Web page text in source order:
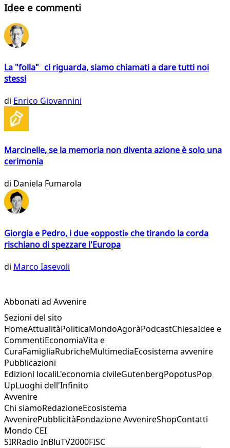
Idee e commenti
La "folla" ci riguarda, siamo chiamati a dare tutti noi
stessi
di Enrico Giovannini
Marcinelle, se la memoria non diventa azione è solo una
cerimonia
di Daniela Fumarola
Giorgia e Pedro, i due «opposti» che tirando la corda
rischiano di spezzare l'Europa
di Marco Iasevoli
Abbonati ad Avvenire
Sezioni del sito
HomeAttualitàPoliticaMondoAgoràPodcastChiesaIdee e
CommentiEconomiaVita e
CuraFamigliaRubricheMultimediaEcosistema avvenire
Pubblicazioni
Edizioni localiL'economia civileGutenbergPopotusPop
UpLuoghi dell'Infinito
Avvenire
Chi siamoRedazioneEcosistema
AvvenirePubblicitàFondazione AvvenireShopContatti
Mondo CEI
SIRRadio InBluTV2000FISC